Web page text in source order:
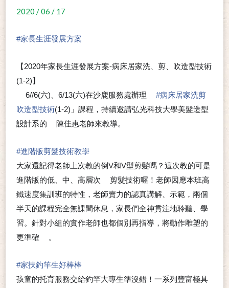
2020 / 06 / 17
#家長生涯發展方案
【2020年家長生涯發展方案-病床居家洗、剪、吹造型技術
(1-2)】
6//6(六)、6/13(六)在沙鹿服務處辦理 👉#病床居家洗剪
吹造型技術(1-2)」課程，持續邀請弘光科技大學美髮造型
設計系的
陳佳惠老師來教導。
#進階版剪髮技術教學
大家還記得老師上次教的倒V和V型剪髮嗎？這次教的可是
進階版的低、中、高層次
剪髮技術喔！老師因應本班高
鐵速度集訓班的特性，老師賣力的認真講解、示範，兩個
半天的課程完全無課間休息，家長們全神貫注地聆聽、學
習。針對小組的實作老師也都個別再指導，將動作雕塑的
更準確
。
#家扶釣竿生好棒棒
孩童的托育服務交給釣竿大專生準沒錯！一系列豐富極具